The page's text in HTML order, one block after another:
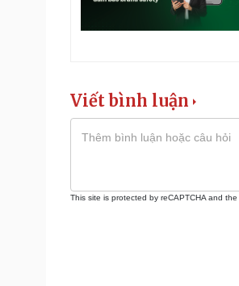
Viết bình luận
This site is protected by reCAPTCHA and the